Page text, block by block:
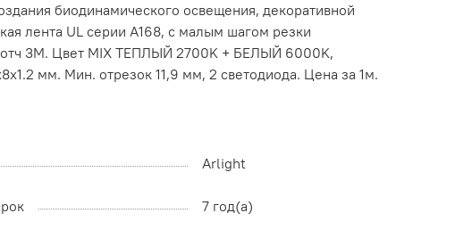
биодинамического освещения, декоративной
лента UL серии A168, с малым шагом резки
3M. Цвет MIX ТЕПЛЫЙ 2700K + БЕЛЫЙ 6000K,
мм. Мин. отрезок 11,9 мм, 2 светодиода. Цена за 1м.
Arlight
7 год(а)